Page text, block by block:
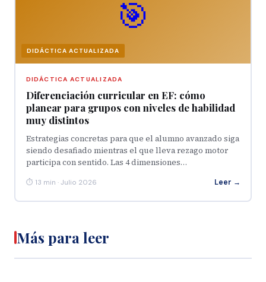
🎯
DIDÁCTICA ACTUALIZADA
DIDÁCTICA ACTUALIZADA
Diferenciación curricular en EF: cómo
planear para grupos con niveles de habilidad
muy distintos
Estrategias concretas para que el alumno avanzado siga
siendo desafiado mientras el que lleva rezago motor
participa con sentido. Las 4 dimensiones…
⏱ 13 min · Julio 2026 Leer →
Más para leer